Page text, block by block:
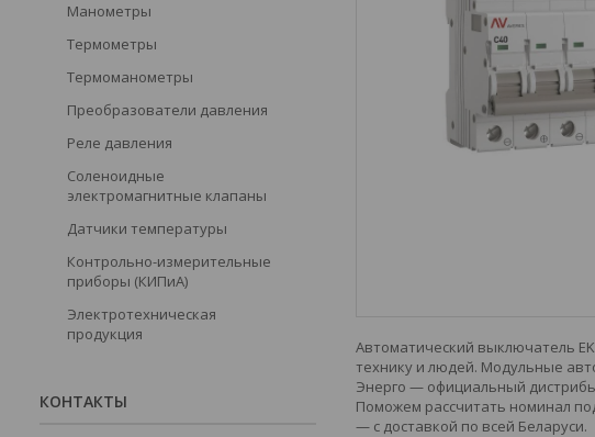
Автоматический выключатель
технику и людей. Модульные
Энерго — официальный
Поможем рассчитать номинал
— с доставкой по всей Беларуси.
Манометры
Термометры
Термоманометры
Преобразователи давления
Реле давления
Соленоидные
электромагнитные клапаны
Датчики температуры
Контрольно-измерительные
приборы (КИПиА)
Электротехническая
продукция
КОНТАКТЫ